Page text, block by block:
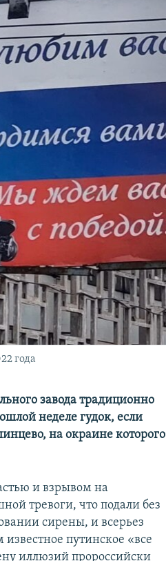
года
завода традиционно
неделе гудок, если
на окраине которого
и взрывом на
тревоги, что подали без
сирены, и всерьез
путинское «все
иллюзий пророссийски